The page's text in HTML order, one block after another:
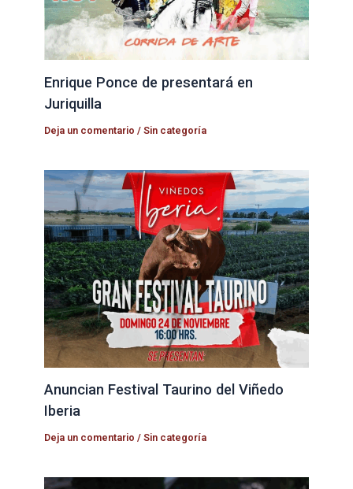
Enrique Ponce de presentará en
Juriquilla
Deja un comentario /Sin categoría
Anuncian Festival Taurino del Viñedo
Iberia
Deja un comentario /Sin categoría